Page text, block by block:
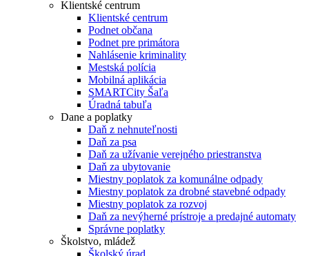
Klientské centrum
Klientské centrum
Podnet občana
Podnet pre primátora
Nahlásenie kriminality
Mestská polícia
Mobilná aplikácia
SMARTCity Šaľa
Úradná tabuľa
Dane a poplatky
Daň z nehnuteľnosti
Daň za psa
Daň za užívanie verejného priestranstva
Daň za ubytovanie
Miestny poplatok za komunálne odpady
Miestny poplatok za drobné stavebné odpady
Miestny poplatok za rozvoj
Daň za nevýherné prístroje a predajné automaty
Správne poplatky
Školstvo, mládež
Školský úrad